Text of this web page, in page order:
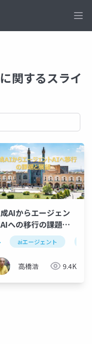
関するスライ
ージェントシステム
AIからエージェン
AIへの移行の課題と
aiエージェント
高橋浩 9.4K